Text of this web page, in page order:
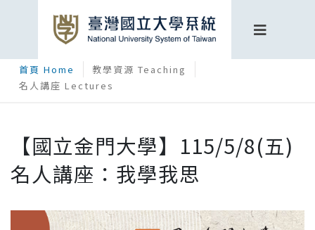
首頁 Home
教學資源 Teaching
名人講座 Lectures
【國立金門大學】115/5/8(五)
名人講座：我學我思